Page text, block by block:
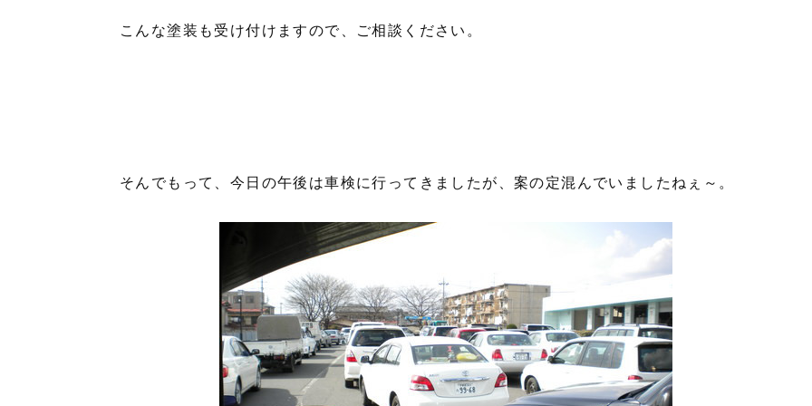
こんな塗装も受け付けますので、ご相談ください。
そんでもって、今日の午後は車検に行ってきましたが、案の定混んでいましたねぇ～。